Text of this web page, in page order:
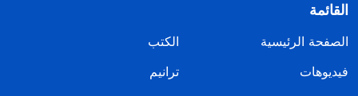
القائمة
الصفحة الرئيسية
الكتب
فيديوهات
ترانيم